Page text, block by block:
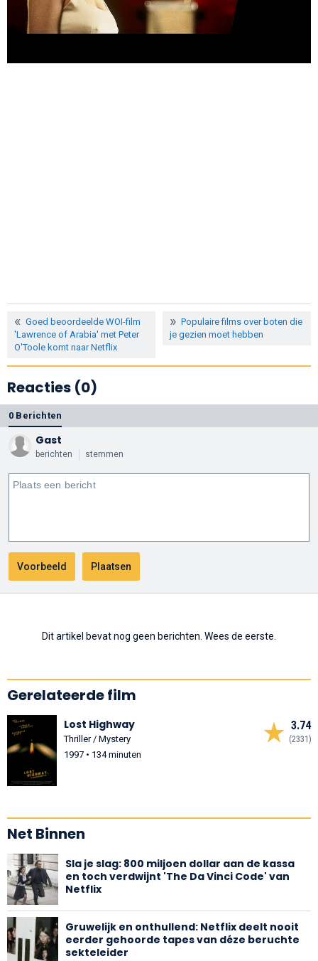
Goed beoordeelde WOI-film
'Lawrence of Arabia' met Peter
O'Toole komt naar Netflix
Populaire films over boten die
je gezien moet hebben
Reacties (0)
0 Berichten
Gast
berichten stemmen
Dit artikel bevat nog geen berichten. Wees de eerste.
Gerelateerde film
3.74
(2331)
Lost Highway
Thriller / Mystery
1997 • 134 minuten
Net Binnen
Sla je slag: 800 miljoen dollar aan de kassa
en toch verdwijnt 'The Da Vinci Code' van
Netflix
Gruwelijk en onthullend: Netflix deelt nooit
eerder gehoorde tapes van déze beruchte
sekteleider